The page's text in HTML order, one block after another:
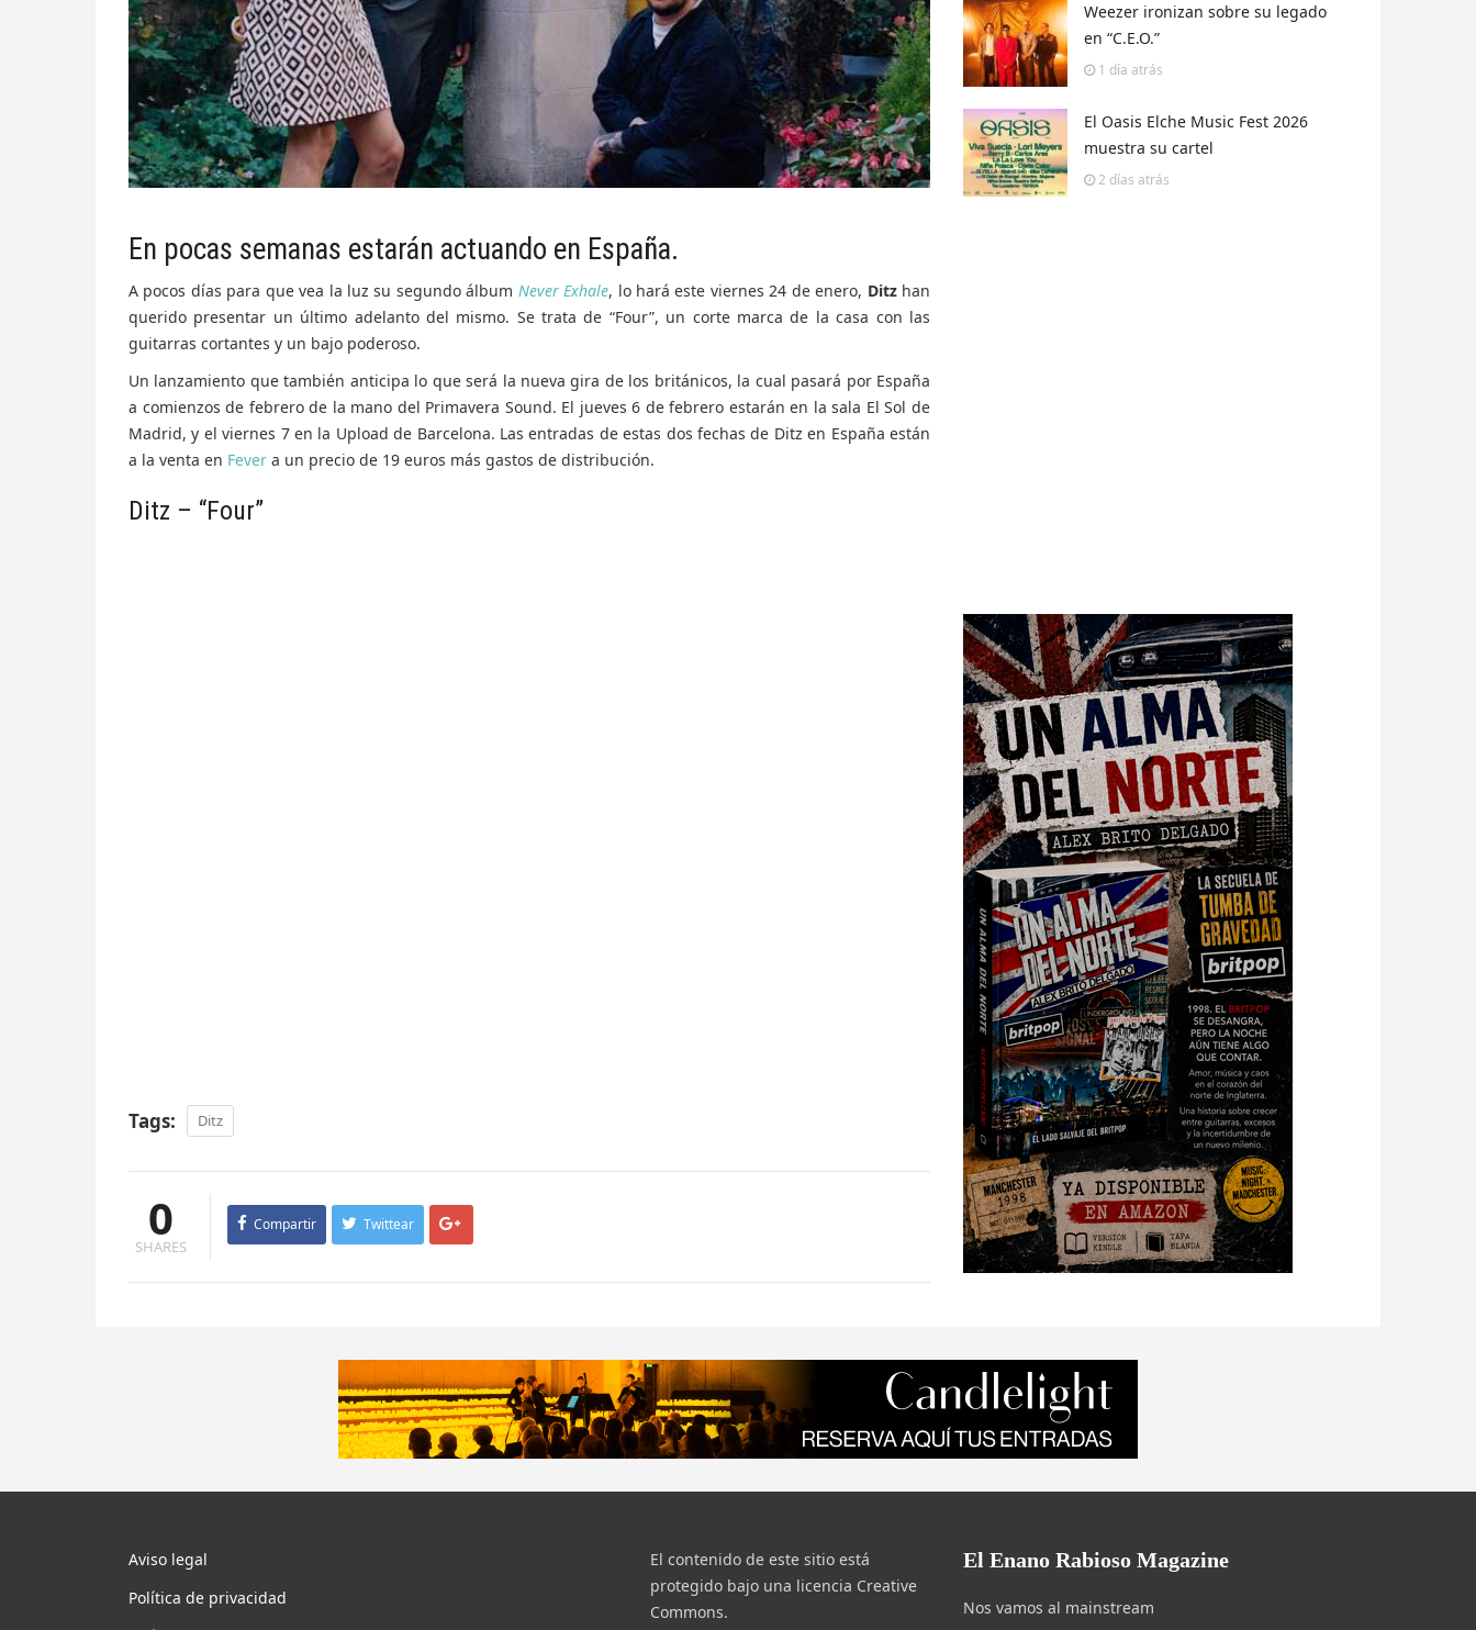
En pocas semanas estarán actuando en España.
A pocos días para que vea la luz su segundo álbum Never Exhale, lo hará este viernes 24 de enero, Ditzhan
querido presentar un último adelanto del mismo. Se trata de “Four”, un corte marca de la casa con las
guitarras cortantes y un bajo poderoso.
Un lanzamiento que también anticipa lo que será la nueva gira de los británicos, la cual pasará por España
a comienzos de febrero de la mano del Primavera Sound. El jueves 6 de febrero estarán en la sala El Sol de
Madrid, y el viernes 7 en la Upload de Barcelona. Las entradas de estas dos fechas de Ditz en España están
a la venta en Fever a un precio de 19 euros más gastos de distribución.
Ditz – “Four”
Tags: Ditz
0
SHARES
Compartir Twittear
Weezer ironizan sobre su legado
en “C.E.O.”
1 día atrás
El Oasis Elche Music Fest 2026
muestra su cartel
2 días atrás
Aviso legal
Política de privacidad
El contenido de este sitio está
protegido bajo una licencia Creative
Commons.
El Enano Rabioso Magazine
Nos vamos al mainstream